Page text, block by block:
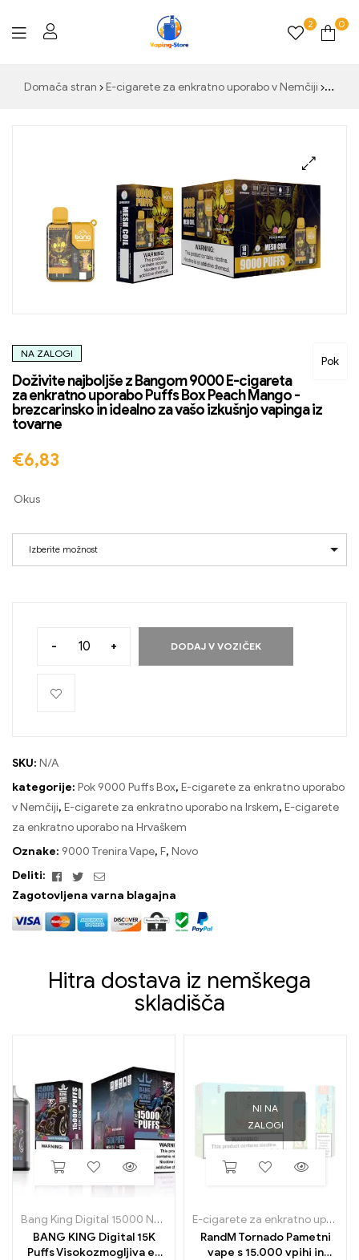
2 0
Domača stran E-cigarete za enkratno uporabo v Nemčiji
Pok
NA ZALOGI
Doživite najboljše z Bangom 9000 E-cigareta
za enkratno uporabo Puffs Box Peach Mango -
brezcarinsko in idealno za vašo izkušnjo vapinga iz
tovarne
€6,83
Okus
Izberite možnost
- + DODAJ V VOZIČEK
SKU: N/A
kategorije: Pok 9000 Puffs Box, E-cigarete za enkratno uporabo
v Nemčiji, E-cigarete za enkratno uporabo na Irskem, E-cigarete
za enkratno uporabo na Hrvaškem
Oznake: 9000 Trenira Vape, F, Novo
Deliti:
Facebook
Twitter
E-
naslov
Zagotovljena varna blagajna
Hitra dostava iz nemškega
skladišča
Bang King Digital 15000 Napihnjenci
BANG KING Digital 15K
Puffs Visokozmogljiva e-
NI NA
ZALOGI
E-cigarete za enkratno uporabo
RandM Tornado Pametni
vape s 15.000 vpihi in